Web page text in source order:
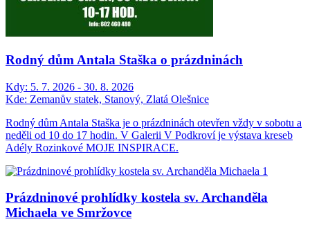
Rodný dům Antala Staška o prázdninách
Kdy: 5. 7. 2026 - 30. 8. 2026
Kde: Zemanův statek, Stanový, Zlatá Olešnice
Rodný dům Antala Staška je o prázdninách otevřen vždy v sobotu a
neděli od 10 do 17 hodin. V Galerii V Podkroví je výstava kreseb
Adély Rozinkové MOJE INSPIRACE.
Prázdninové prohlídky kostela sv. Archanděla
Michaela ve Smržovce